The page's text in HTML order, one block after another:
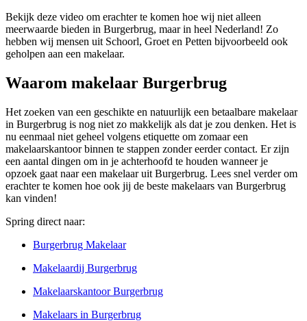
Bekijk deze video om erachter te komen hoe wij niet alleen
meerwaarde bieden in Burgerbrug, maar in heel Nederland! Zo
hebben wij mensen uit Schoorl, Groet en Petten bijvoorbeeld ook
geholpen aan een makelaar.
Waarom makelaar Burgerbrug
Het zoeken van een geschikte en natuurlijk een betaalbare makelaar
in Burgerbrug is nog niet zo makkelijk als dat je zou denken. Het is
nu eenmaal niet geheel volgens etiquette om zomaar een
makelaarskantoor binnen te stappen zonder eerder contact. Er zijn
een aantal dingen om in je achterhoofd te houden wanneer je
opzoek gaat naar een makelaar uit Burgerbrug. Lees snel verder om
erachter te komen hoe ook jij de beste makelaars van Burgerbrug
kan vinden!
Spring direct naar:
Burgerbrug Makelaar
Makelaardij Burgerbrug
Makelaarskantoor Burgerbrug
Makelaars in Burgerbrug